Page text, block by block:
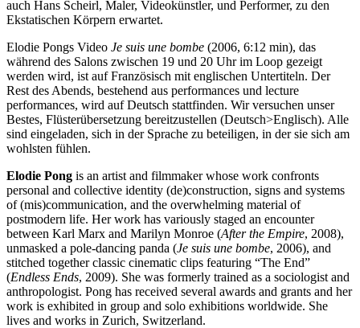
auch Hans Scheirl, Maler, Videokünstler, und Performer, zu den
Ekstatischen Körpern erwartet.
Elodie Pongs Video Je suis une bombe (2006, 6:12 min), das
während des Salons zwischen 19 und 20 Uhr im Loop gezeigt
werden wird, ist auf Französisch mit englischen Untertiteln. Der
Rest des Abends, bestehend aus performances und lecture
performances, wird auf Deutsch stattfinden. Wir versuchen unser
Bestes, Flüsterübersetzung bereitzustellen (Deutsch>Englisch). Alle
sind eingeladen, sich in der Sprache zu beteiligen, in der sie sich am
wohlsten fühlen.
Elodie Pong is an artist and filmmaker whose work confronts
personal and collective identity (de)construction, signs and systems
of (mis)communication, and the overwhelming material of
postmodern life. Her work has variously staged an encounter
between Karl Marx and Marilyn Monroe (After the Empire, 2008),
unmasked a pole-dancing panda (Je suis une bombe, 2006), and
stitched together classic cinematic clips featuring “The End”
(Endless Ends, 2009). She was formerly trained as a sociologist and
anthropologist. Pong has received several awards and grants and her
work is exhibited in group and solo exhibitions worldwide. She
lives and works in Zurich, Switzerland.